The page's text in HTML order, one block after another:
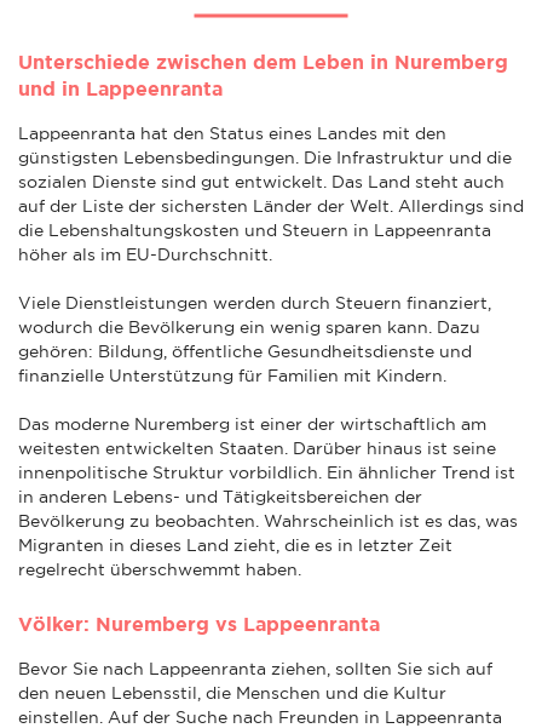
Unterschiede zwischen dem Leben in Nuremberg
und in Lappeenranta
Lappeenranta hat den Status eines Landes mit den
günstigsten Lebensbedingungen. Die Infrastruktur und die
sozialen Dienste sind gut entwickelt. Das Land steht auch
auf der Liste der sichersten Länder der Welt. Allerdings sind
die Lebenshaltungskosten und Steuern in Lappeenranta
höher als im EU-Durchschnitt.
Viele Dienstleistungen werden durch Steuern finanziert,
wodurch die Bevölkerung ein wenig sparen kann. Dazu
gehören: Bildung, öffentliche Gesundheitsdienste und
finanzielle Unterstützung für Familien mit Kindern.
Das moderne Nuremberg ist einer der wirtschaftlich am
weitesten entwickelten Staaten. Darüber hinaus ist seine
innenpolitische Struktur vorbildlich. Ein ähnlicher Trend ist
in anderen Lebens- und Tätigkeitsbereichen der
Bevölkerung zu beobachten. Wahrscheinlich ist es das, was
Migranten in dieses Land zieht, die es in letzter Zeit
regelrecht überschwemmt haben.
Völker: Nuremberg vs Lappeenranta
Bevor Sie nach Lappeenranta ziehen, sollten Sie sich auf
den neuen Lebensstil, die Menschen und die Kultur
einstellen. Auf der Suche nach Freunden in Lappeenranta